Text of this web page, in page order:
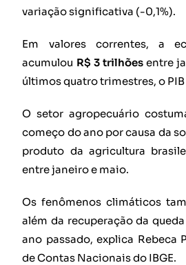
variação significativa (-0,1%).
Em valores correntes, a
acumulou R$ 3 trilhõesentre
últimos quatro trimestres, o PIB
O setor agropecuário
começo do ano por causa da
produto da agricultura
entre janeiro e maio.
Os fenômenos climáticos
além da recuperação da
ano passado, explica Rebeca
de Contas Nacionais do IBGE.